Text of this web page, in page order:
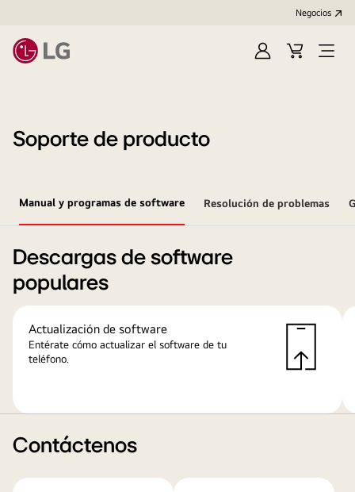
Negocios
IniciarCarritoOpen
Soporte de producto
Manual y programas de software Resolución de problemas
Descargas de software
populares
Actualización de software
Entérate cómo actualizar el software de tu
teléfono.
Contáctenos